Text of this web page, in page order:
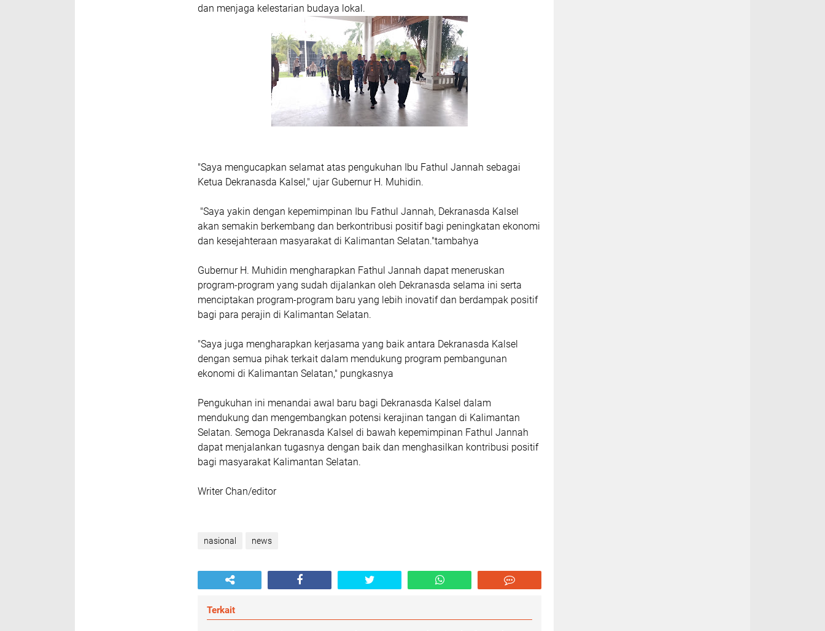
dan menjaga kelestarian budaya lokal.
"Saya mengucapkan selamat atas pengukuhan Ibu Fathul Jannah sebagai
Ketua Dekranasda Kalsel," ujar Gubernur H. Muhidin.
"Saya yakin dengan kepemimpinan Ibu Fathul Jannah, Dekranasda Kalsel
akan semakin berkembang dan berkontribusi positif bagi peningkatan ekonomi
dan kesejahteraan masyarakat di Kalimantan Selatan."tambahya
Gubernur H. Muhidin mengharapkan Fathul Jannah dapat meneruskan
program-program yang sudah dijalankan oleh Dekranasda selama ini serta
menciptakan program-program baru yang lebih inovatif dan berdampak positif
bagi para perajin di Kalimantan Selatan.
"Saya juga mengharapkan kerjasama yang baik antara Dekranasda Kalsel
dengan semua pihak terkait dalam mendukung program pembangunan
ekonomi di Kalimantan Selatan," pungkasnya
Pengukuhan ini menandai awal baru bagi Dekranasda Kalsel dalam
mendukung dan mengembangkan potensi kerajinan tangan di Kalimantan
Selatan. Semoga Dekranasda Kalsel di bawah kepemimpinan Fathul Jannah
dapat menjalankan tugasnya dengan baik dan menghasilkan kontribusi positif
bagi masyarakat Kalimantan Selatan.
Writer Chan/editor
nasional news
Terkait